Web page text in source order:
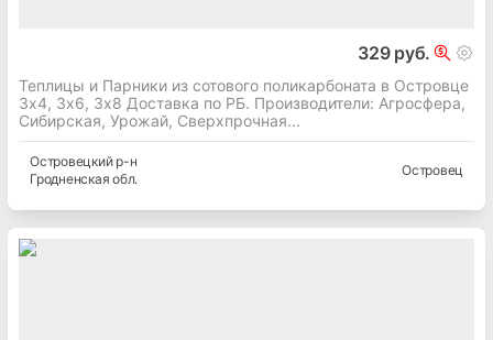
329 руб.
Теплицы и Парники из сотового поликарбоната в Островце
3х4, 3х6, 3х8 Доставка по РБ. Производители: Агросфера,
Сибирская, Урожай, Сверхпрочная...
Островецкийр-н
Гродненская обл.
Островец